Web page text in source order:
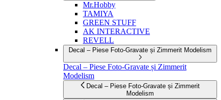
Mr.Hobby
TAMIYA
GREEN STUFF
AK INTERACTIVE
REVELL
Decal – Piese Foto-Gravate și Zimmerit Modelism
Decal – Piese Foto-Gravate și Zimmerit
Modelism
Decal – Piese Foto-Gravate și Zimmerit
Modelism